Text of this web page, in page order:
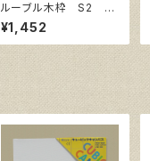
ルーブル木枠 S2 サ
イズ240㎜×240㎜
¥1,452